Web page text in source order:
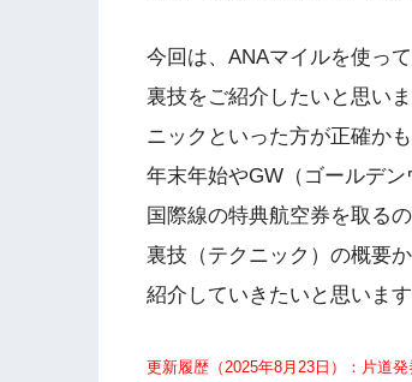
今回は、ANAマイルを使っ
裏技をご紹介したいと思い
ニックといった方が正確か
年末年始やGW（ゴールデ
国際線の特典航空券を取る
裏技（テクニック）の概要
紹介していきたいと思います
更新履歴（2025年8月23日）：片道